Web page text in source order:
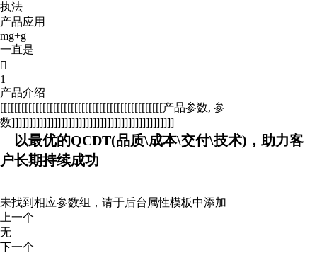
执法
产品应用
mg+g
一直是

1
产品介绍
[[[[[[[[[[[[[[[[[[[[[[[[[[[[[[[[[[[[[[[[[[[[[[产品参数, 参
数]]]]]]]]]]]]]]]]]]]]]]]]]]]]]]]]]]]]]]]]]]]]]]
以最优的QCDT(品质\成本\交付\技术)，助力客
户长期持续成功
未找到相应参数组，请于后台属性模板中添加
上一个
无
下一个